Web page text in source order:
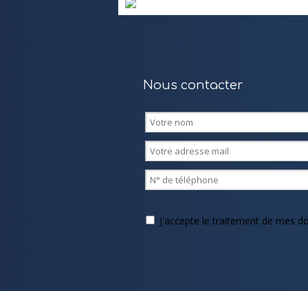
Nous contacter
J'accepte le traitement de mes